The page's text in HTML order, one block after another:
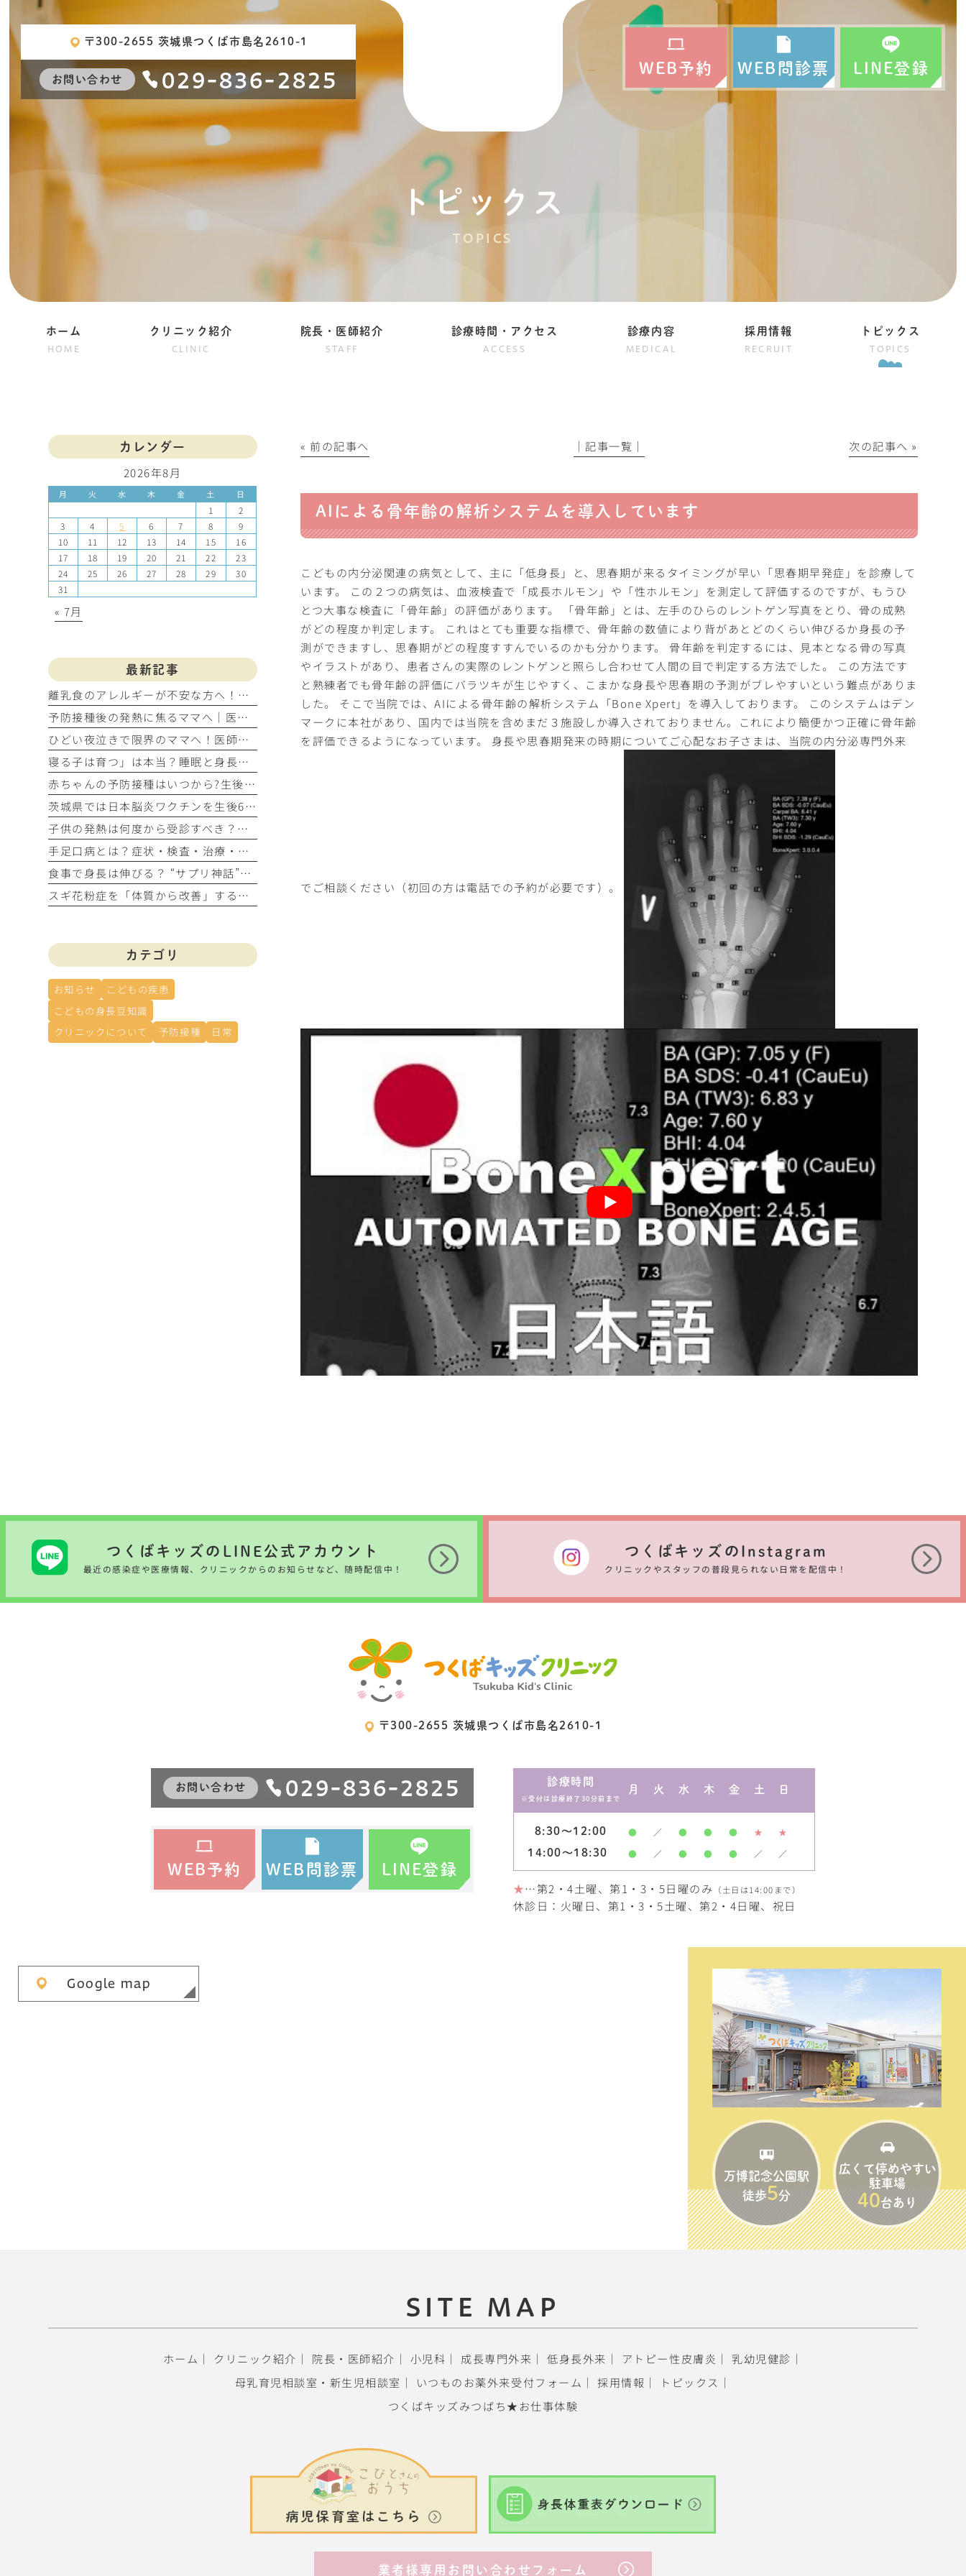
〒300-2655 茨城県つくば市島名2610-1
お問い合わせ 029-836-2825 WEB予約 WEB問診票 LINE登録
トピックス
TOPICS
ホーム
HOME
クリニック紹介
CLINIC
院長・医師紹介
STAFF
診療時間・アクセス
ACCESS
診療内容
MEDICAL
採用情報
RECRUIT
トピックス
TOPICS
« 前の記事へ │記事一覧│ 次の記事へ »
AIによる骨年齢の解析システムを導入しています
こどもの内分泌関連の病気として、主に「低身長」と、思春期が来るタイミングが早い「思春期早発症」を診療して
います。 この２つの病気は、血液検査で「成長ホルモン」や「性ホルモン」を測定して評価するのですが、もうひ
とつ大事な検査に「骨年齢」の評価があります。 「骨年齢」とは、左手のひらのレントゲン写真をとり、骨の成熟
がどの程度か判定します。 これはとても重要な指標で、骨年齢の数値により背があとどのくらい伸びるか身長の予
測ができますし、思春期がどの程度すすんでいるのかも分かります。 骨年齢を判定するには、見本となる骨の写真
やイラストがあり、患者さんの実際のレントゲンと照らし合わせて人間の目で判定する方法でした。 この方法です
と熟練者でも骨年齢の評価にバラツキが生じやすく、こまかな身長や思春期の予測がブレやすいという難点がありま
した。 そこで当院では、AIによる骨年齢の解析システム「Bone Xpert」を導入しております。 このシステムはデン
マークに本社があり、国内では当院を含めまだ３施設しか導入されておりません。これにより簡便かつ正確に骨年齢
を評価できるようになっています。 身長や思春期発来の時期についてご心配なお子さまは、当院の内分泌専門外来
でご相談ください（初回の方は電話での予約が必要です）。
カレンダー
2026年8月
月 火 水 木 金 土 日
1
2
3
4 5 6 7 8
9
10
11 12 13 14 15
16
17
18 19 20 21 22
23
24
25 26 27 28 29
30
31
« 7月
最新記事
離乳食のアレルギーが不安な方へ！平日午前中に進める理由と受診目安
予防接種後の発熱に焦るママへ｜医師が教える受診目安と自宅ケア
ひどい夜泣きで限界のママへ！医師が教える医学的原因と受診の目安
寝る子は育つ」は本当？睡眠と身長の関係（こどもの身長豆知識 vol.6）
赤ちゃんの予防接種はいつから?生後2か月から始めるワクチンスケジュール
茨城県では日本脳炎ワクチンを生後6か月から ～当院が早めの接種をおすすめする理由～
子供の発熱は何度から受診すべき？お子様の症状から判断する目安
手足口病とは？症状・検査・治療・登園の目安をわかりやすく解説
食事で身長は伸びる？ “サプリ神話”を整理します（こどもの身長豆知識 vol.5）
スギ花粉症を「体質から改善」する治療 ～スギ舌下免疫療法について～
カテゴリ
お知らせ
こどもの疾患
こどもの身長豆知識
クリニックについて
予防接種 日常
つくばキッズのLINE公式アカウント
最近の感染症や医療情報、 クリニックからのお知らせなど、随時配信中！
つくばキッズのInstagram
クリニックやスタッフの普段見られない日常を配信中！
〒300-2655 茨城県つくば市島名2610-1
お問い合わせ 029-836-2825
WEB予約 WEB問診票 LINE登録
診療時間
※受付は診療終了 30分前まで
月 火 水 木 金 土 日
8:30～12:00 ● ／ ● ● ● ★ ★
14:00～18:30 ● ／ ● ● ● ／ ／
★…第2・4土曜、第1・3・5日曜のみ （土日は14:00まで）
休診日：火曜日、第1・3・5土曜、第2・4日曜、祝日
Google map
万博記念公園駅
徒歩5分
広くて停めやすい
駐車場
40台あり
SITE MAP
ホーム ｜ クリニック紹介 ｜ 院長・医師紹介 ｜ 小児科 ｜ 成長専門外来 ｜ 低身長外来 ｜ アトピー性皮膚炎 ｜ 乳幼児健診 ｜
母乳育児相談室・新生児相談室 ｜ いつものお薬外来受付フォーム ｜採用情報 ｜ トピックス ｜
つくばキッズみつばち★お仕事体験
業者様専用お問い合わせフォーム